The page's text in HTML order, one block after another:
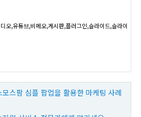
오,유튜브,비메오,게시판,플러그인,슬라이드,슬라이
스팜 심플 팝업을 활용한 마케팅 사례